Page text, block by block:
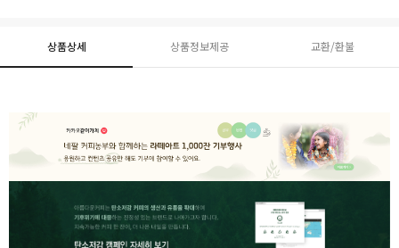
상품상세 상품정보제공 교환/환불